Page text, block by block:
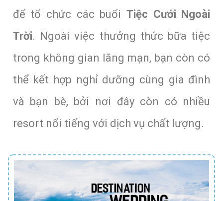
để tổ chức các buổi Tiệc Cưới Ngoài
Trời. Ngoài việc thưởng thức bữa tiệc
trong không gian lãng mạn, bạn còn có
thể kết hợp nghỉ dưỡng cùng gia đình
và bạn bè, bởi nơi đây còn có nhiều
resort nổi tiếng với dịch vụ chất lượng.